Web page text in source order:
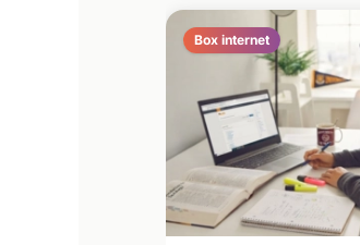
Box internet